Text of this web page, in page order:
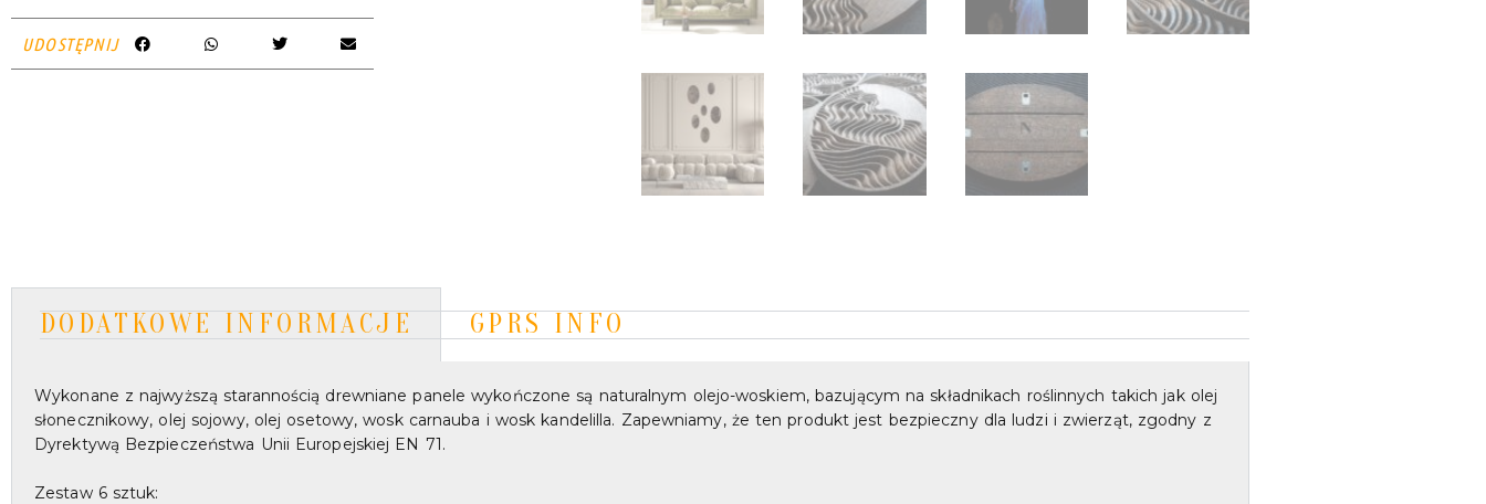
UDOSTĘPNIJ
DODATKOWE INFORMACJE GPRS INFO
Wykonane z najwyższą starannością drewniane panele wykończone są naturalnym olejo-woskiem, bazującym na składnikach roślinnych takich jak olej
słonecznikowy, olej sojowy, olej osetowy, wosk carnauba i wosk kandelilla. Zapewniamy, że ten produkt jest bezpieczny dla ludzi i zwierząt, zgodny z
Dyrektywą Bezpieczeństwa Unii Europejskiej EN 71.
Zestaw 6 sztuk: